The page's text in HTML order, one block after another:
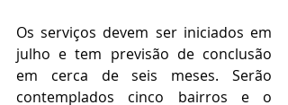
Os serviços devem ser iniciados em
julho e tem previsão de conclusão
em cerca de seis meses. Serão
contemplados cinco bairros e o